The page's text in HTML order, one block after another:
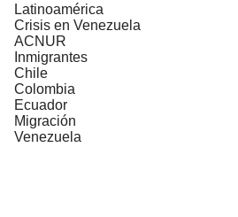
Latinoamérica
Crisis en Venezuela
ACNUR
Inmigrantes
Chile
Colombia
Ecuador
Migración
Venezuela